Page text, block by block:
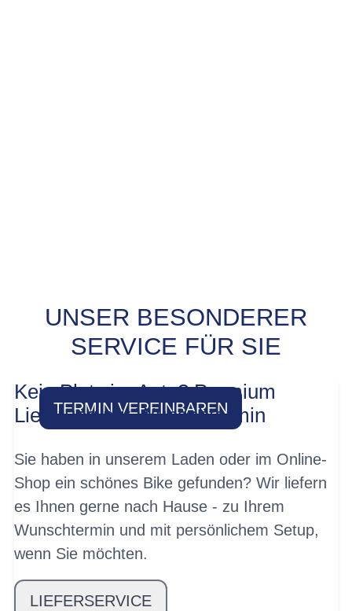
PROBEFAHRT? JA,
SOFORT!
TERMIN VEREINBAREN
UNSER BESONDERER
SERVICE FÜR SIE
Kein Platz im Auto? Premium
Lieferung mit Wunschtermin
Sie haben in unserem Laden oder im Online-
Shop ein schönes Bike gefunden? Wir liefern
es Ihnen gerne nach Hause - zu Ihrem
Wunschtermin und mit persönlichem Setup,
wenn Sie möchten.
LIEFERSERVICE